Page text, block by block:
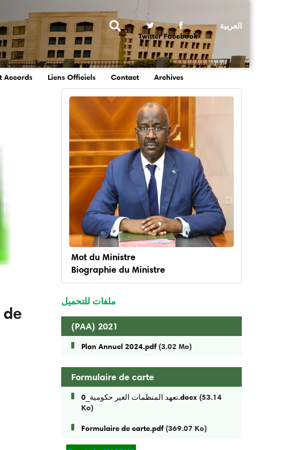
Rechercher
Twitter Facebook
Accords Liens Officiels Contact Archives
menu
ministre
Mot du Ministre
Biographie du Ministre
ملفات للتحميل
(PAA) 2021
Plan Annuel 2024.pdf (3.02 Mo)
Formulaire de carte
تعهد المنظمات الغير حكومية_0.docx (53.14
Ko)
Formulaire de carte.pdf (369.07 Ko)